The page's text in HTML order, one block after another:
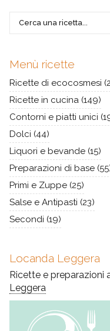
Menù ricette
Ricette di ecocosmesi
Ricette in cucina (149)
Contorni e piatti unici
Dolci (44)
Liquori e bevande (15)
Preparazioni di base
Primi e Zuppe (25)
Salse e Antipasti (23)
Secondi (19)
Locanda Leggera
Ricette e preparazioni
Leggera